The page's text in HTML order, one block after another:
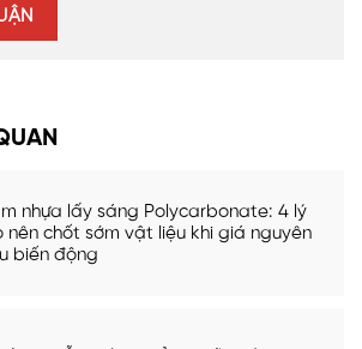
nhựa lấy sáng Polycarbonate: 4 lý
nên chốt sớm vật liệu khi giá nguyên
biến động